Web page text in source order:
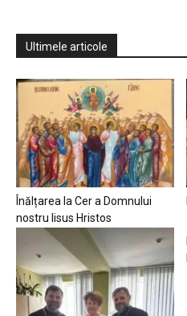
Ultimele articole
Înălțarea la Cer a Domnului
nostru Iisus Hristos